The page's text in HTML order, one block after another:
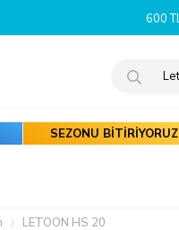
SEZONU BİTİRİYORUZ
LETOON HS 20